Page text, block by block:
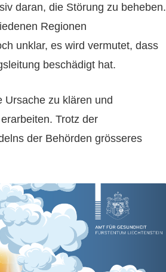
daran, die Störung zu beheben.
Regionen
unklar, es wird vermutet, dass
beschädigt hat.
Ursache zu klären und
Trotz der
der Behörden grösseres